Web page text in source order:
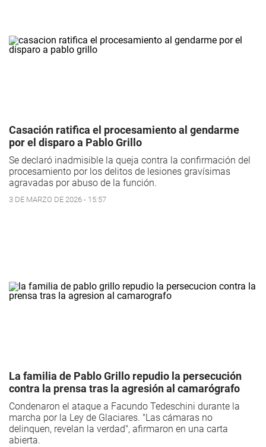
Casación ratifica el procesamiento al gendarme
por el disparo a Pablo Grillo
Se declaró inadmisible la queja contra la confirmación del
procesamiento por los delitos de lesiones gravísimas
agravadas por abuso de la función.
3 DE MARZO DE 2026 - 15:57
La familia de Pablo Grillo repudio la persecución
contra la prensa tras la agresión al camarógrafo
Condenaron el ataque a Facundo Tedeschini durante la
marcha por la Ley de Glaciares. "Las cámaras no
delinquen, revelan la verdad", afirmaron en una carta
abierta.